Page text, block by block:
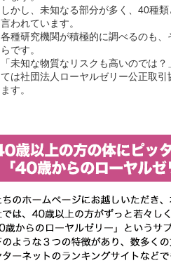
しかし、未知なる部分が多く、40種
言われています。
各種研究機関が積極的に調べるのも
らです。
「未知な物質なリスクも高いのでは
ては社団法人ローヤルゼリー公正取
ます。